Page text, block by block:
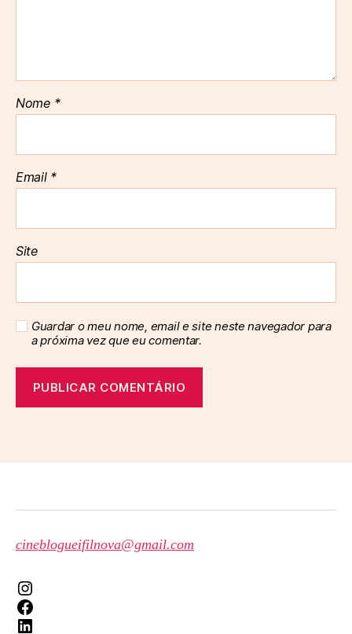
Nome *
Email *
Site
Guardar o meu nome, email e site neste navegador para
a próxima vez que eu comentar.
cineblogueifilnova@gmail.com
Instagram
Facebook
LinkedIn